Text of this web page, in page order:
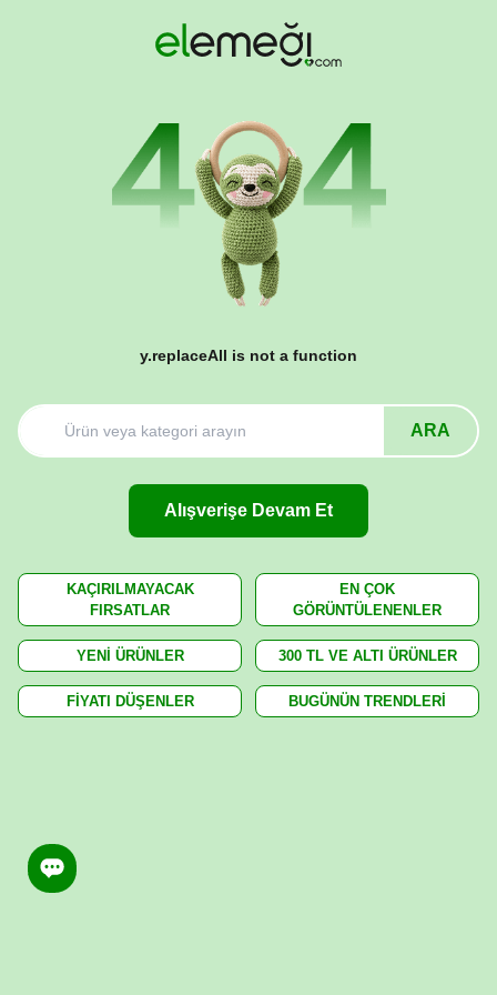
y.replaceAll is not a function
ARA
Alışverişe Devam Et
KAÇIRILMAYACAK
FIRSATLAR
EN ÇOK
GÖRÜNTÜLENENLER
YENİ ÜRÜNLER 300 TL VE ALTI ÜRÜNLER
FİYATI DÜŞENLER BUGÜNÜN TRENDLERİ